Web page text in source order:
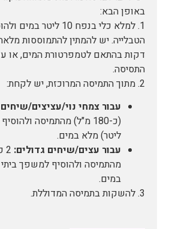
באופן הבא:
1. למלא כלי בנפח 10
דקות בהתאם לטמפרטורת המים, או
התסיסה.
2. מתוך התמיסה המרוכזת, יש לקחת:
עבור צמחי נוי/עציצים/
ליטר) מלא במים.
עבור עצים/שיחים גדולים:
במים.
3. להשקות בתמיסה המדוללת.